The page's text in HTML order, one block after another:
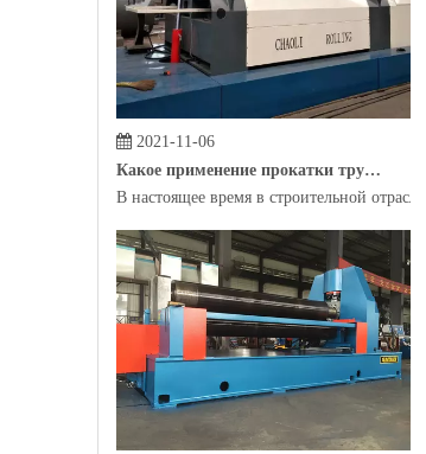
2021-11-06
В настоящее время в строительной